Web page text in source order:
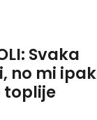
Svaka
no mi ipak
toplije